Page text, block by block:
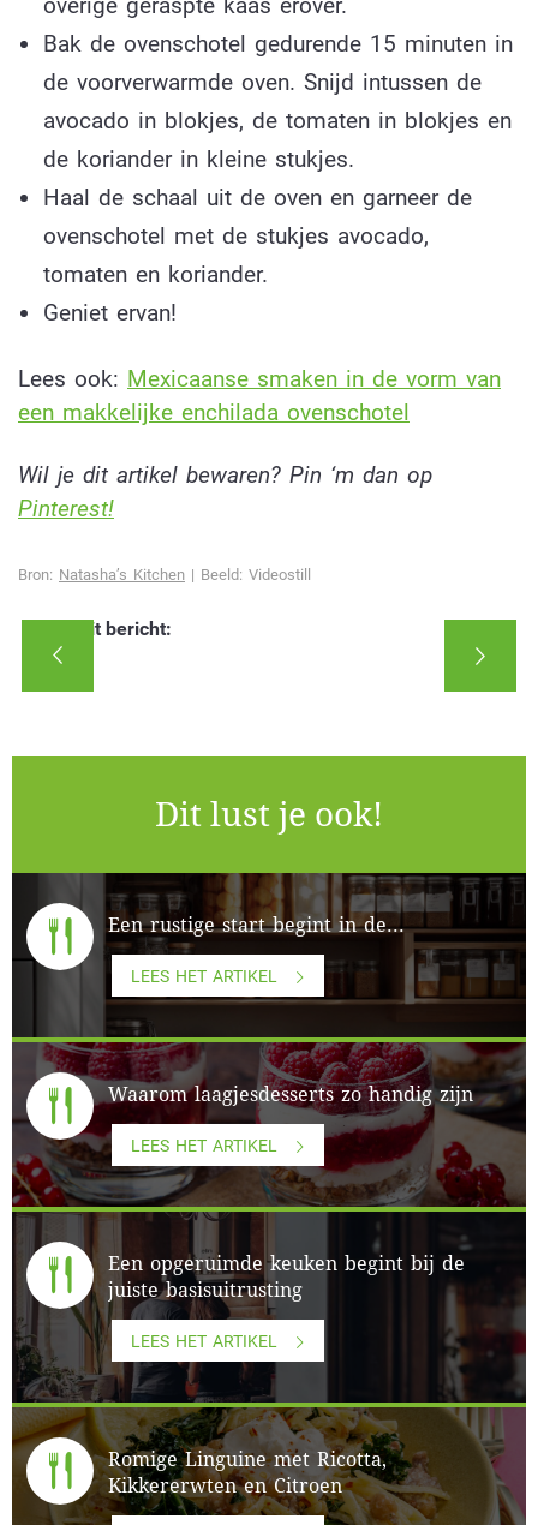
Bak de ovenschotel gedurende 15 minuten in
de voorverwarmde oven. Snijd intussen de
avocado in blokjes, de tomaten in blokjes en
de koriander in kleine stukjes.
Haal de schaal uit de oven en garneer de
ovenschotel met de stukjes avocado,
tomaten en koriander.
Geniet ervan!
Lees ook: Mexicaanse smaken in de vorm van
een makkelijke enchilada ovenschotel
Wil je dit artikel bewaren? Pin ‘m dan op
Pinterest!
Bron: Natasha’s Kitchen | Beeld: Videostill
Deel dit bericht:
Dit lust je ook!
Een rustige start begint in de...
LEES HET ARTIKEL
Waarom laagjesdesserts zo handig zijn
LEES HET ARTIKEL
Een opgeruimde keuken begint bij de
juiste basisuitrusting
LEES HET ARTIKEL
Romige Linguine met Ricotta,
Kikkererwten en Citroen